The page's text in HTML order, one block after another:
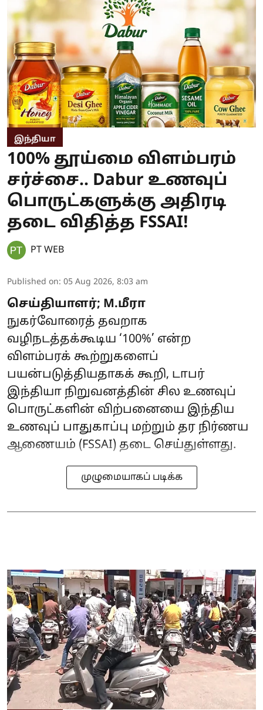
இந்தியா
100% தூய்மை விளம்பரம்
சர்ச்சை.. Dabur உணவுப்
பொருட்களுக்கு அதிரடி
தடை விதித்த FSSAI!
PT WEB
Published on: 05 Aug 2026, 8:03 am
செய்தியாளர்; M.மீரா
நுகர்வோரைத் தவறாக
வழிநடத்தக்கூடிய ‘100%’ என்ற
விளம்பரக் கூற்றுகளைப்
பயன்படுத்தியதாகக் கூறி, டாபர்
இந்தியா நிறுவனத்தின் சில உணவுப்
பொருட்களின் விற்பனையை இந்திய
உணவுப் பாதுகாப்பு மற்றும் தர நிர்ணய
ஆணையம் (FSSAI) தடை செய்துள்ளது.
முழுமையாகப் படிக்க